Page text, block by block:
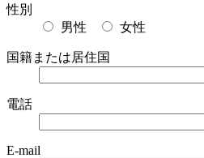
性別
男性
女性
国籍または居住国
電話
E-mail